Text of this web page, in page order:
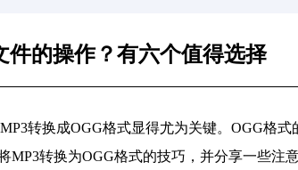
的操作？有六个值得选择
转换成OGG格式显得尤为关键。OGG格式
转换为OGG格式的技巧，并分享一些注